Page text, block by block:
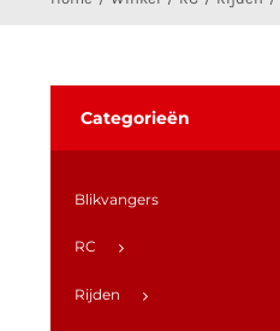
Categorieën
Blikvangers
RC
Rijden